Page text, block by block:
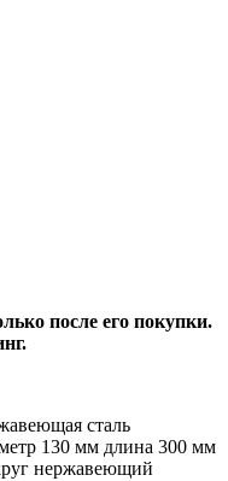
после его покупки.
сталь
130 мм длина 300 мм
нержавеющий